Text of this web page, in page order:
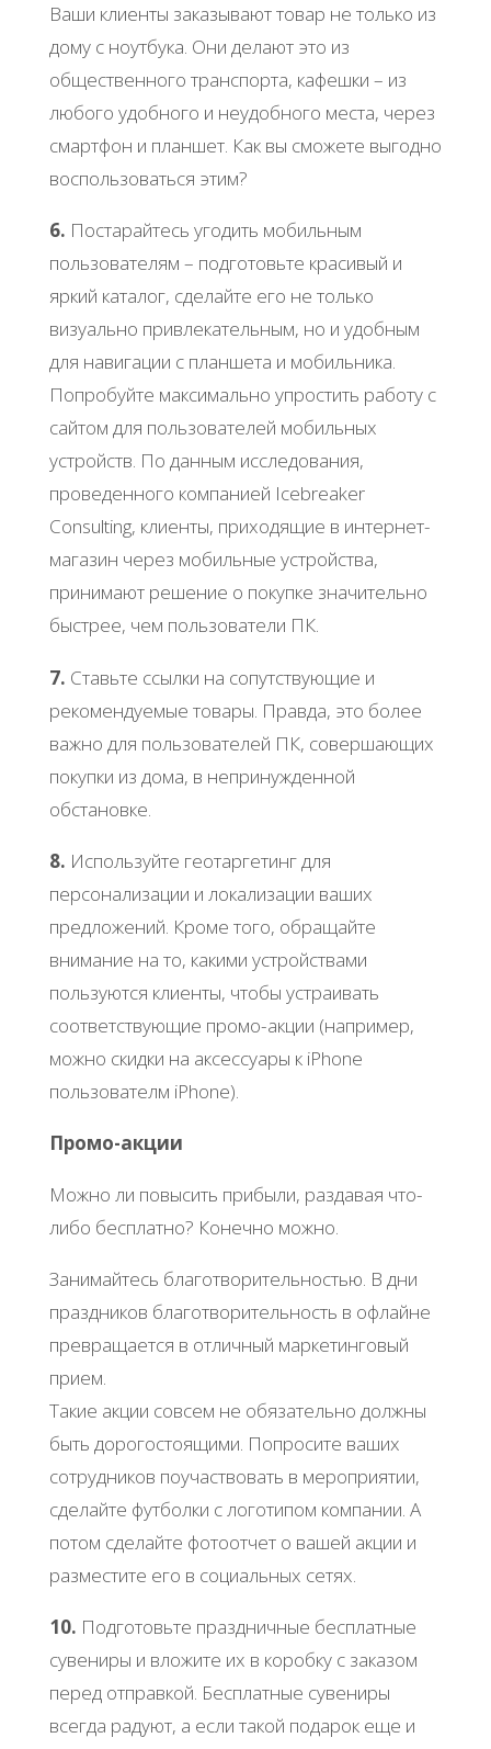
Ваши клиенты заказывают товар не только из
дому с ноутбука. Они делают это из
общественного транспорта, кафешки – из
любого удобного и неудобного места, через
смартфон и планшет. Как вы сможете выгодно
воспользоваться этим?
6. Постарайтесь угодить мобильным
пользователям – подготовьте красивый и
яркий каталог, сделайте его не только
визуально привлекательным, но и удобным
для навигации с планшета и мобильника.
Попробуйте максимально упростить работу с
сайтом для пользователей мобильных
устройств. По данным исследования,
проведенного компанией Icebreaker
Consulting, клиенты, приходящие в интернет-
магазин через мобильные устройства,
принимают решение о покупке значительно
быстрее, чем пользователи ПК.
7. Ставьте ссылки на сопутствующие и
рекомендуемые товары. Правда, это более
важно для пользователей ПК, совершающих
покупки из дома, в непринужденной
обстановке.
8. Используйте геотаргетинг для
персонализации и локализации ваших
предложений. Кроме того, обращайте
внимание на то, какими устройствами
пользуются клиенты, чтобы устраивать
соответствующие промо-акции (например,
можно скидки на аксессуары к iPhone
пользователм iPhone).
Промо-акции
Можно ли повысить прибыли, раздавая что-
либо бесплатно? Конечно можно.
Занимайтесь благотворительностью. В дни
праздников благотворительность в офлайне
превращается в отличный маркетинговый
прием.
Такие акции совсем не обязательно должны
быть дорогостоящими. Попросите ваших
сотрудников поучаствовать в мероприятии,
сделайте футболки с логотипом компании. А
потом сделайте фотоотчет о вашей акции и
разместите его в социальных сетях.
10. Подготовьте праздничные бесплатные
сувениры и вложите их в коробку с заказом
перед отправкой. Бесплатные сувениры
всегда радуют, а если такой подарок еще и